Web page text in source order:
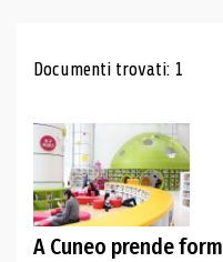
Risultati di
Documenti trovati: 1
A Cuneo prende